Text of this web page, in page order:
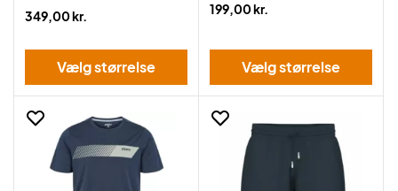
349,00 kr.
Vælg størrelse
199,00 kr.
Vælg størrelse